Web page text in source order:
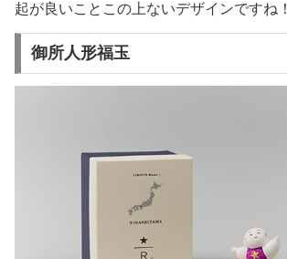
起が良いことこの上ないデザインですね！
御所人形福玉